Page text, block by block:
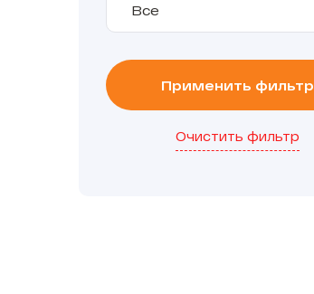
Все
Применить фильтр
Очистить фильтр